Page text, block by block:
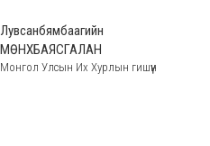
Лувсанбямбаагийн
МӨНХБАЯСГАЛАН
Монгол Улсын Их Хурлын гишүүн